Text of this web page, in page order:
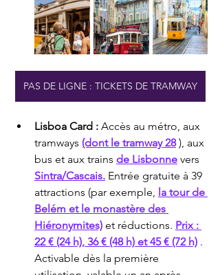
PAS DE LIGNE : TICKETS DE TRAMWAY
Lisboa Card : Accès au métro, aux
tramways (dont le tramway 28 ), aux
bus et aux trains de Lisbonne vers
Sintra/Cascais. Entrée gratuite à 39
attractions (par exemple, la tour de
Belém et le monastère des
Hiéronymites) et réductions. Prix :
22 € (24 h), 36 € (48 h) et 45 € (72 h) .
Activable dès la première